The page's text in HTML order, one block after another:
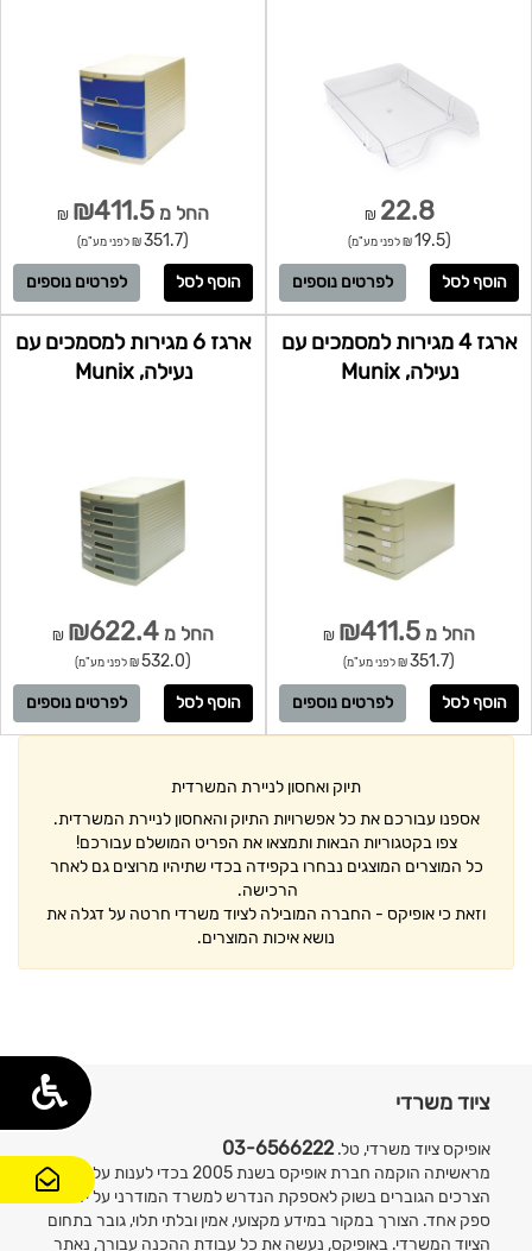
צור
22.8
₪
(19.5 ₪ לפני מע"מ)
לפרטים נוספים
החל מ ₪411.5
₪
(351.7 ₪ לפני מע"מ)
לפרטים נוספים
ארגז 4 מגירות למסמכים עם
נעילה, Munix
החל מ ₪411.5
₪
(351.7 ₪ לפני מע"מ)
לפרטים נוספים
ארגז 6 מגירות למסמכים עם
נעילה, Munix
החל מ ₪622.4
₪
(532.0 ₪ לפני מע"מ)
לפרטים נוספים
תיוק ואחסון לניירת המשרדית
אספנו עבורכם את כל אפשרויות התיוק והאחסון לניירת המשרדית.
צפו בקטגוריות הבאות ותמצאו את הפריט המושלם עבורכם!
כל המוצרים המוצגים נבחרו בקפידה בכדי שתיהיו מרוצים גם לאחר
הרכישה.
וזאת כי אופיקס - החברה המובילה לציוד משרדי חרטה על דגלה את
נושא איכות המוצרים.
ציוד משרדי
אופיקס ציוד משרדי, טל. 03-6566222
מראשיתה הוקמה חברת אופיקס בשנת 2005 בכדי לענות על
הצרכים הגוברים בשוק לאספקת הנדרש למשרד המודרני על ידי
ספק אחד. הצורך במקור במידע מקצועי, אמין ובלתי תלוי, גובר בתחום
הציוד המשרדי. באופיקס, נעשה את כל עבודת ההכנה עבורך, נאתר